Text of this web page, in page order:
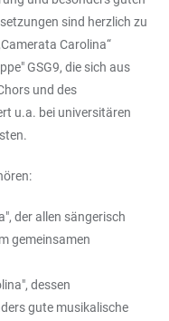
sind herzlich zu
Carolina“
GSG9, die sich aus
und des
u.a. bei universitären
der allen sängerisch
gemeinsamen
dessen
gute musikalische